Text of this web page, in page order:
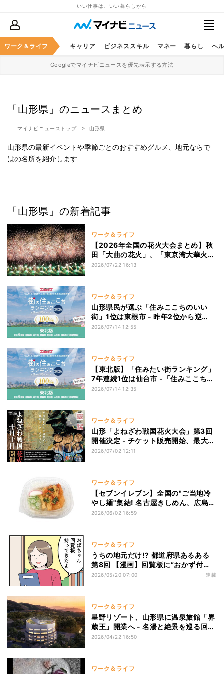
いい仕事は、いい暮らしから
ワーク＆ライフ キャリア ビジネススキル マネー 暮らし ヘ
Googleでマイナビニュースを優先表示する方法
「山形県」のニュースまとめ
マイナビニューストップ 山形県
山形県の最新イベントや季節ごとのおすすめグルメ、地元ならで
はの名所を紹介します
「山形県」の新着記事
ワーク＆ライフ
【2026年全国の花火大会まとめ】秋
田「大曲の花火」、「東京湾大華火
祭」復活、埼玉「川口花火大会」など
2026/07/22 16:13
ワーク＆ライフ
山形県民が選ぶ「住みここちのいい
街」1位は東根市 - 昨年2位から逆
転、「住みたい街」は6年連続で宮城
2026/07/14 12:55
ワーク＆ライフ
【東北版】「住みたい街ランキング」
7年連続1位は仙台市 -「住みここちラ
ンキング」は富谷市が7年連続首位、
2026/07/14 12:35
ワーク＆ライフ
山形「よねざわ戦国花火大会」第3回
開催決定 - チケット販売開始、最大
12万円VIP席も
2026/07/02 12:11
ワーク＆ライフ
【セブンイレブン】全国の"ご当地冷
やし麺"集結! 名古屋きしめん、広島つ
け麺、山形肉そばが登場
2026/06/02 16:59
ワーク＆ライフ
うちの地元だけ!? 都道府県あるある
第8回 【漫画】回覧板に“おかず付
き”!? 山形ローカルなご近所習慣にほ
2026/05/20 07:00 連載
ワーク＆ライフ
星野リゾート、山形県に温泉旅館「界
蔵王」開業へ - 名湯と絶景を巡る回遊
型ウェルネス、コンセプトは「御釜で
2026/04/22 16:50
ワーク＆ライフ